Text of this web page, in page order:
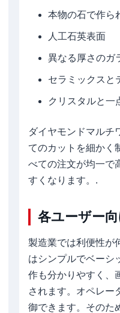
本物の石で作ら
人工石英表面
異なる厚さのガ
セラミックスと
クリスタルと一
ダイヤモンドマルチ
てのカットを細かく
べての注文が均一で
すくなります。.
各ユーザー
製造業では利便性が
はシンプルでベーシ
作も分かりやすく、
されます。オペレー
御できます。そのた